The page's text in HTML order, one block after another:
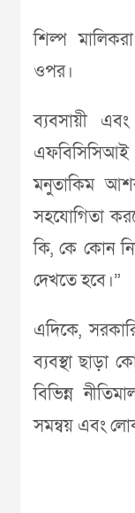
শিল্প
ওপর।
ব্যবসায়ী
মনুতাকিম
সহযোগিতা
কি, কে কোন
দেখতে হবে।”
এদিকে,
ব্যবস্থা ছাড়া
বিভিন্ন
সমন্বয় এবং